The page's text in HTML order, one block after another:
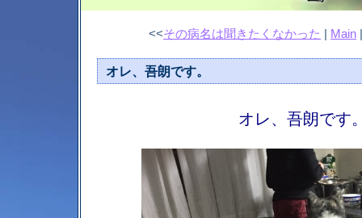
<<その病名は聞きたくなかった | Main
オレ、吾朗です。
オレ、吾朗です